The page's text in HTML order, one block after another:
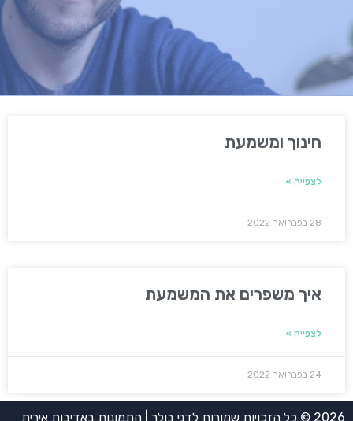
חינוך ומשמעת
לצפייה »
28 בפברואר 2022
איך משפרים את המשמעת
לצפייה »
24 בפברואר 2022
2026 © כל הזכויות שמורות לדני בולר | התמונות באדיבות אירית